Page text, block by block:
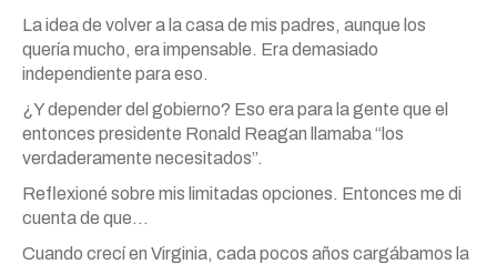
La idea de volver a la casa de mis padres, aunque los
quería mucho, era impensable. Era demasiado
independiente para eso.
¿Y depender del gobierno? Eso era para la gente que el
entonces presidente Ronald Reagan llamaba “los
verdaderamente necesitados”.
Reflexioné sobre mis limitadas opciones. Entonces me di
cuenta de que…
Cuando crecí en Virginia, cada pocos años cargábamos la